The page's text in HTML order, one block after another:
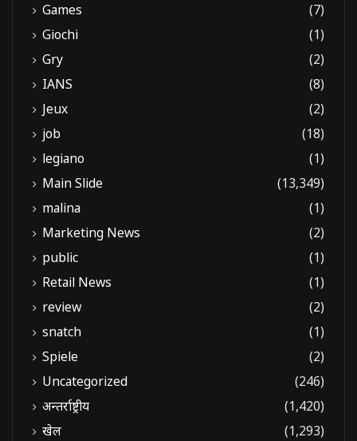
Games
(7)
Giochi
(1)
Gry
(2)
IANS
(8)
Jeux
(2)
job
(18)
legiano
(1)
Main Slide
(13,349)
malina
(1)
Marketing News
(2)
public
(1)
Retail News
(1)
review
(2)
snatch
(1)
Spiele
(2)
Uncategorized
(246)
अन्तर्राष्ट्रीय
(1,420)
खेल
(1,293)